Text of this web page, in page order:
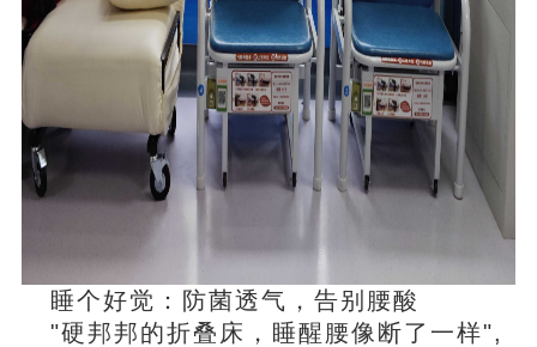
睡个好觉：防菌透气，告别腰酸
"硬邦邦的折叠床，睡醒腰像断了一样",